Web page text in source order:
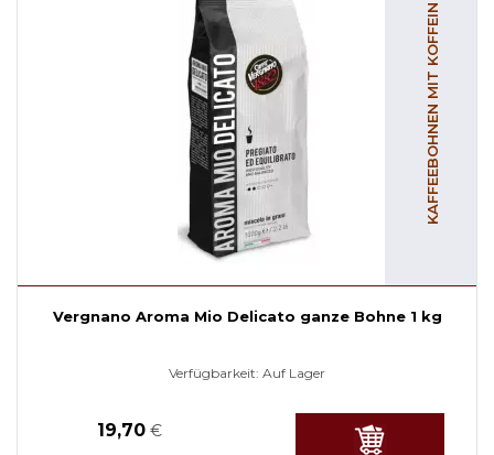
KAFFEEBOHNEN MIT KOFFEIN
Vergnano Aroma Mio Delicato ganze Bohne 1 kg
Verfügbarkeit: Auf Lager
19,70 €